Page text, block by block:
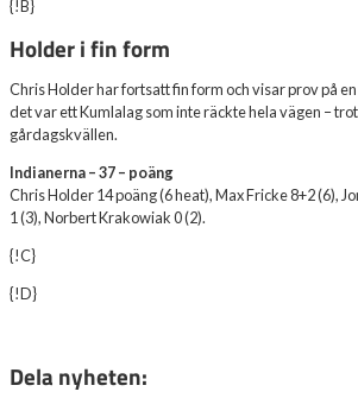
{!B}
Holder i fin form
Chris Holder har fortsatt fin form och visar prov på
det var ett Kumlalag som inte räckte hela vägen –
gårdagskvällen.
Indianerna – 37 – poäng
Chris Holder 14 poäng (6 heat), Max Fricke 8+2 (6),
1 (3), Norbert Krakowiak 0 (2).
{!C}
{!D}
Dela nyheten: